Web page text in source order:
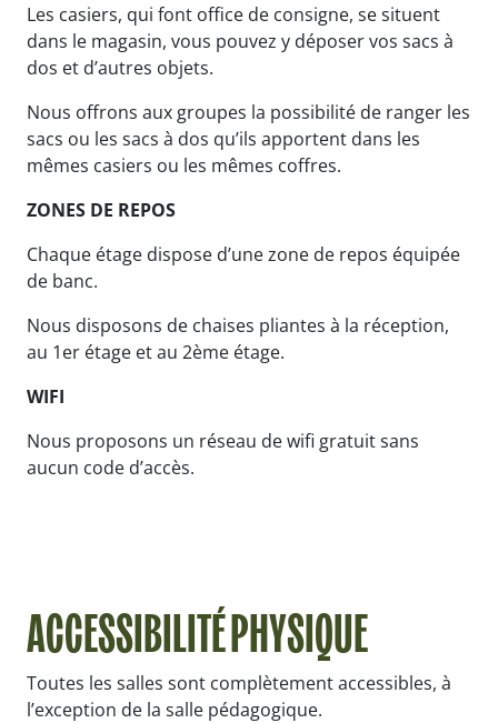
Les casiers, qui font office de consigne, se situent
dans le magasin, vous pouvez y déposer vos sacs à
dos et d’autres objets.
Nous offrons aux groupes la possibilité de ranger les
sacs ou les sacs à dos qu’ils apportent dans les
mêmes casiers ou les mêmes coffres.
ZONES DE REPOS
Chaque étage dispose d’une zone de repos équipée
de banc.
Nous disposons de chaises pliantes à la réception,
au 1er étage et au 2ème étage.
WIFI
Nous proposons un réseau de wifi gratuit sans
aucun code d’accès.
ACCESSIBILITÉ PHYSIQUE
Toutes les salles sont complètement accessibles, à
l’exception de la salle pédagogique.